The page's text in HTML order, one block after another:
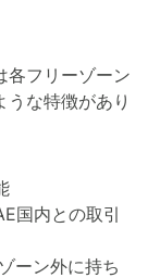
各フリーゾーン
な特徴があり
国内との取引
ーン外に持ち